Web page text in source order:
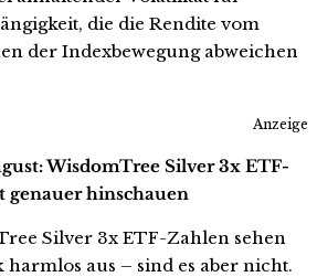
die die Rendite vom
der Indexbewegung abweichen
Anzeige
WisdomTree Silver 3x ETF-
genauer hinschauen
Silver 3x ETF-Zahlen sehen
harmlos aus – sind es aber nicht.